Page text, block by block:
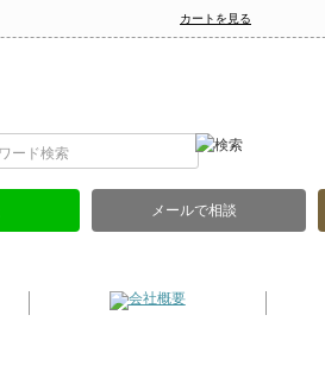
カートを見る
メールで相談